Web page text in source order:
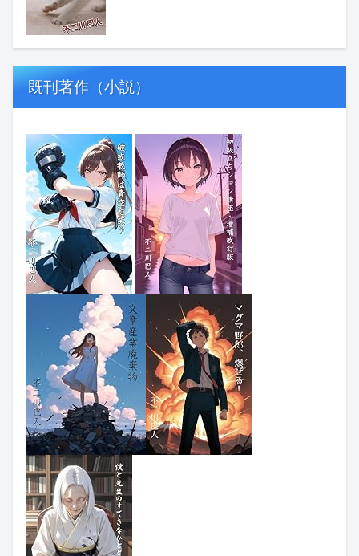
既刊著作（小説）